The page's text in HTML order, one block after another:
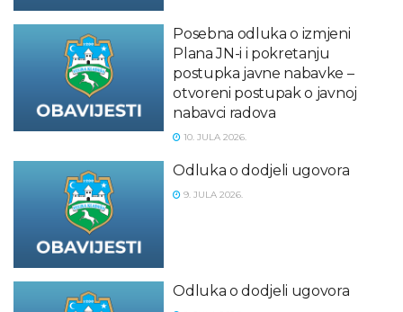
Posebna odluka o izmjeni
Plana JN-i i pokretanju
postupka javne nabavke –
otvoreni postupak o javnoj
nabavci radova
10. JULA 2026.
Odluka o dodjeli ugovora
9. JULA 2026.
Odluka o dodjeli ugovora